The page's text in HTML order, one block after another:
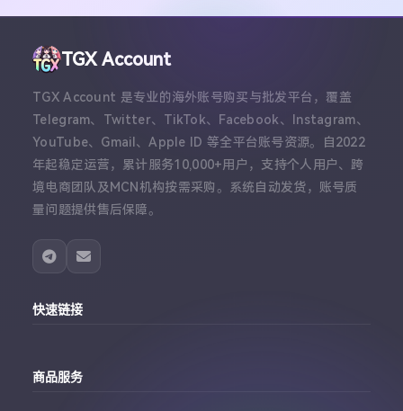
TGX Account
TGX Account 是专业的海外账号购买与批发平台，覆盖
Telegram、Twitter、TikTok、Facebook、Instagram、
YouTube、Gmail、Apple ID 等全平台账号资源。自2022
年起稳定运营，累计服务10,000+用户，支持个人用户、跨
境电商团队及MCN机构按需采购。系统自动发货，账号质
量问题提供售后保障。
快速链接
商品服务